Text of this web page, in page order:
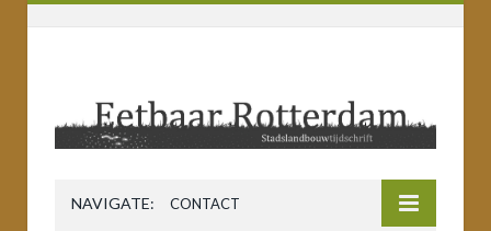
NAVIGATE: CONTACT